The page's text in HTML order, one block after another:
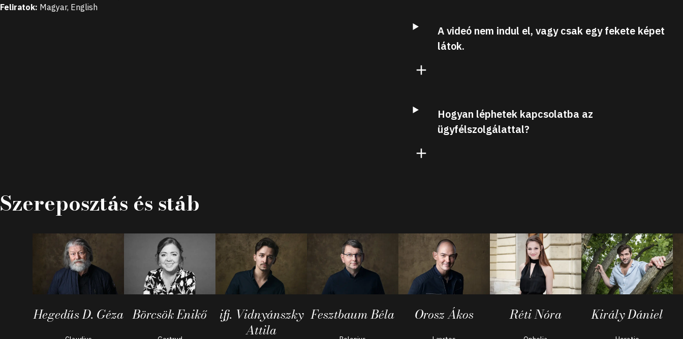
Feliratok: Magyar, English
A videó nem indul el, vagy csak egy fekete képet
látok.
Hogyan léphetek kapcsolatba az
ügyfélszolgálattal?
Szereposztás és stáb
Hegedűs D. Géza Börcsök Enikő
ifj. Vidnyánszky
Attila
Fesztbaum Béla Orosz Ákos Réti Nóra Király Dániel